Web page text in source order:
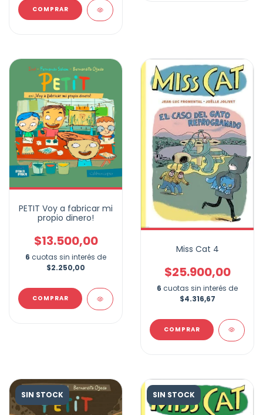
PETIT Voy a fabricar mi
propio dinero!
$13.500,00
6 cuotas sin interés de
$2.250,00
Miss Cat 4
$25.900,00
6 cuotas sin interés de
$4.316,67
SIN STOCK SIN STOCK